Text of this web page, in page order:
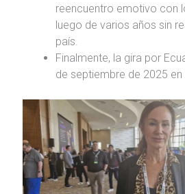
reencuentro emotivo con
luego de varios años sin
país.
Finalmente, la gira por
de septiembre de 2025